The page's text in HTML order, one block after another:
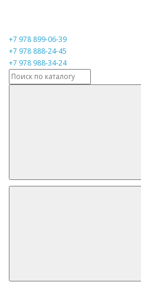
+7 978 899-06-39
+7 978 888-24-45
+7 978 988-34-24